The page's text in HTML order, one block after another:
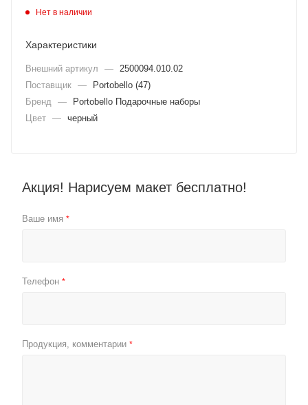
Нет в наличии
Характеристики
Внешний артикул —
2500094.010.02
Поставщик —
Portobello (47)
Бренд
—
Portobello Подарочные наборы
Цвет — черный
Акция! Нарисуем макет бесплатно!
Ваше имя *
Телефон *
Продукция, комментарии *